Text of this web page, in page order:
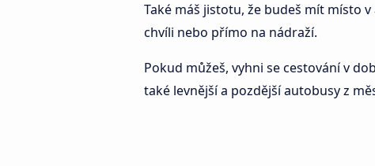
Také máš jistotu, že budeš mít místo
chvíli nebo přímo na nádraží.
Pokud můžeš, vyhni se cestování v
také levnější a pozdější autobusy z